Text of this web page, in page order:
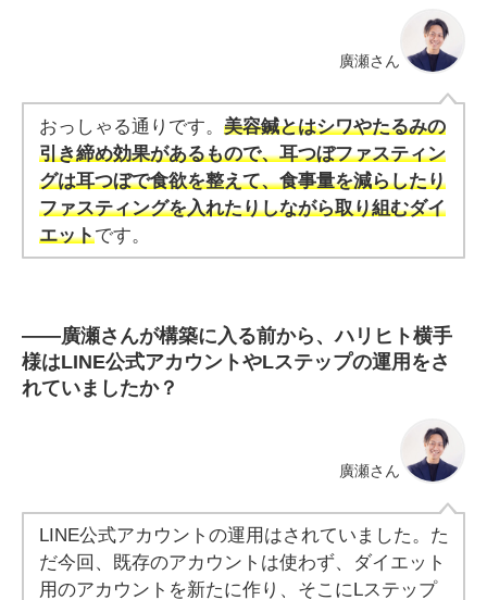
廣瀬さん
おっしゃる通りです。美容鍼とはシワやたるみの
引き締め効果があるもので、耳つぼファスティン
グは耳つぼで食欲を整えて、食事量を減らしたり
ファスティングを入れたりしながら取り組むダイ
エットです。
――廣瀬さんが構築に入る前から、ハリヒト横手
様はLINE公式アカウントやLステップの運用をさ
れていましたか？
廣瀬さん
LINE公式アカウントの運用はされていました。た
だ今回、既存のアカウントは使わず、ダイエット
用のアカウントを新たに作り、そこにLステップ